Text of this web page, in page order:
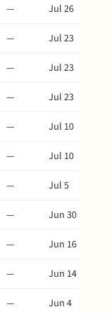
—
Jul 26
—
Jul 23
—
Jul 23
—
Jul 23
—
Jul 10
—
Jul 10
—
Jul 5
—
Jun 30
—
Jun 16
—
Jun 14
— Jun 4